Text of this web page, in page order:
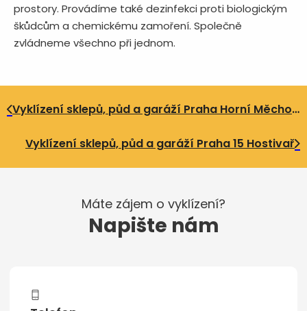
prostory. Provádíme také dezinfekci proti biologickým
škůdcům a chemickému zamoření. Společně
zvládneme všechno při jednom.
Vyklízení sklepů, půd a garáží Praha Horní Měcholupy
Vyklízení sklepů, půd a garáží Praha 15 Hostivař
Máte zájem o vyklízení?
Napište nám